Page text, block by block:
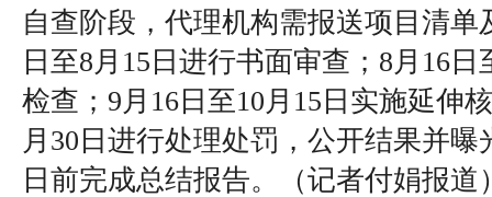
自查阶段，代理机构需报送项目清单
日至8月15日进行书面审查；8月16
检查；9月16日至10月15日实施延伸
月30日进行处理处罚，公开结果并曝
日前完成总结报告。（记者付娟报道